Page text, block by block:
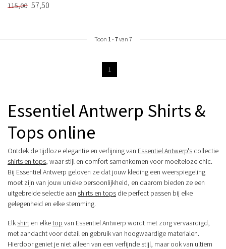
115,00 57,50
Toon 1 - 7van 7
1
Essentiel Antwerp Shirts &
Tops online
Ontdek de tijdloze elegantie en verfijning van Essentiel Antwerp's collectie
shirts en tops, waar stijl en comfort samenkomen voor moeiteloze chic.
Bij Essentiel Antwerp geloven ze dat jouw kleding een weerspiegeling
moet zijn van jouw unieke persoonlijkheid, en daarom bieden ze een
uitgebreide selectie aan shirts en tops die perfect passen bij elke
gelegenheid en elke stemming.
Elk shirt en elketop van Essentiel Antwerp wordt met zorg vervaardigd,
met aandacht voor detail en gebruik van hoogwaardige materialen.
Hierdoor geniet je niet alleen van een verfijnde stijl, maar ook van ultiem